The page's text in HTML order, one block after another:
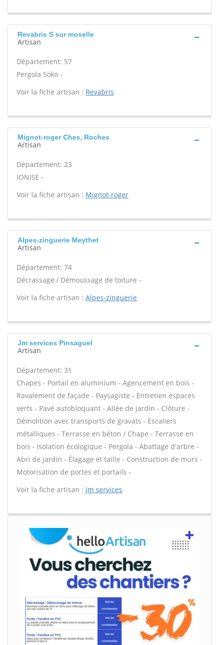
Revabris S sur moselle
Artisan
Département: 57
Pergola Soko -
Voir la fiche artisan : Revabris
Mignot-roger Ches, Roches
Artisan
Département: 23
IONISE -
Voir la fiche artisan : Mignot-roger
Alpes-zinguerie Meythet
Artisan
Département: 74
Décrassage / Démoussage de toiture -
Voir la fiche artisan : Alpes-zinguerie
Jm services Pinsaguel
Artisan
Département: 31
Chapes - Portail en aluminium - Agencement en bois -
Ravalement de façade - Paysagiste - Entretien espaces
verts - Pavé autobloquant - Allée de jardin - Clôture -
Démolition avec transports de gravats - Escaliers
métalliques - Terrasse en béton / Chape - Terrasse en
bois - Isolation écologique - Pergola - Abattage d'arbre -
Abri de jardin - Élagage et taille - Construction de murs -
Motorisation de portes et portails -
Voir la fiche artisan : Jm services